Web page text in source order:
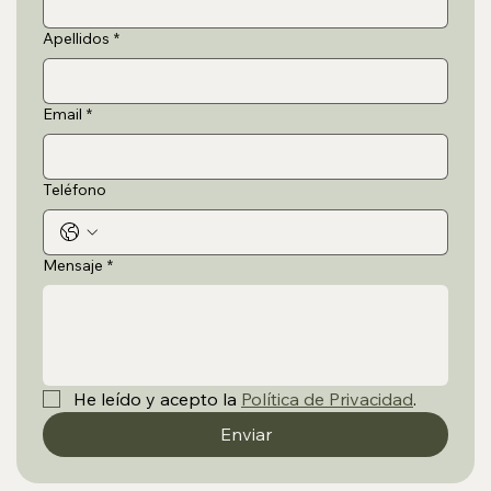
Apellidos *
Email *
Teléfono
Mensaje *
He leído y acepto la Política de Privacidad.
Enviar